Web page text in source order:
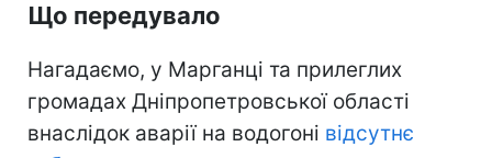
Що передувало
Нагадаємо, у Марганці та прилеглих
громадах Дніпропетровської області
внаслідок аварії на водогоні відсутнє